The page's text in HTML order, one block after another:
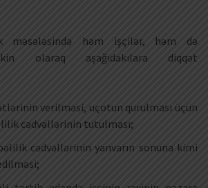
məsələsində həm işçilər, həm də
olaraq aşağıdakılara diqqət
verilməsi, uçotun qurulması üçün
cədvəllərinin tutulması;
cədvəllərinin yanvarın sonuna kimi